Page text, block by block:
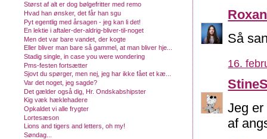
Så
16.
Jeg
af
Størst af alt er dog bølgefritter med remo
Hvad han ønsker, det får han sgu
Pyt egentlig med årsagen - jeg kan li det!
En lektie i aftaler-der-aldrig-bliver-til-noget
Men det var bare vandet, der kogte
Eller bliver man bare så gammel, at man bliver hje...
Stadig single, in case you were wondering
Pms-festen fortsætter
Sjovt du spørger, men nej, jeg har ikke fået et kæ...
Var det noget, jeg sagde?
Det gælder også dig, Hr. Ondskabshipster
Kig væk hæklehadere
Opkaldet vi alle frygter
Lortesæson
Lions and tigers and letters, oh my!
Søndag...